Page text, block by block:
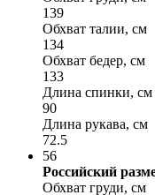
139
Обхват талии, см
134
Обхват бедер, см
133
Длина спинки, см
90
Длина рукава, см
72.5
56
Российский
Обхват груди, см